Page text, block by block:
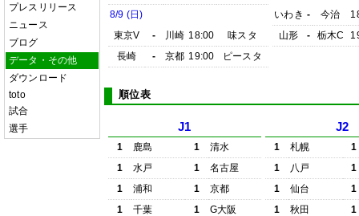
プレスリリース
ニュース
ブログ
データ・その他
ダウンロード
toto
試合
選手
8/9 (日)
東京V
- 川崎 18:00
味スタ
長崎
- 京都 19:00 ピースタ
いわき - 今治
山形
- 栃木C
順位表
J1
1 鹿島 1
清水
1
水戸 1
名古屋
1
浦和 1
京都
1
千葉 1
G大阪
J2
1 札幌
1
1
八戸
1
1
仙台
1
1
秋田
1